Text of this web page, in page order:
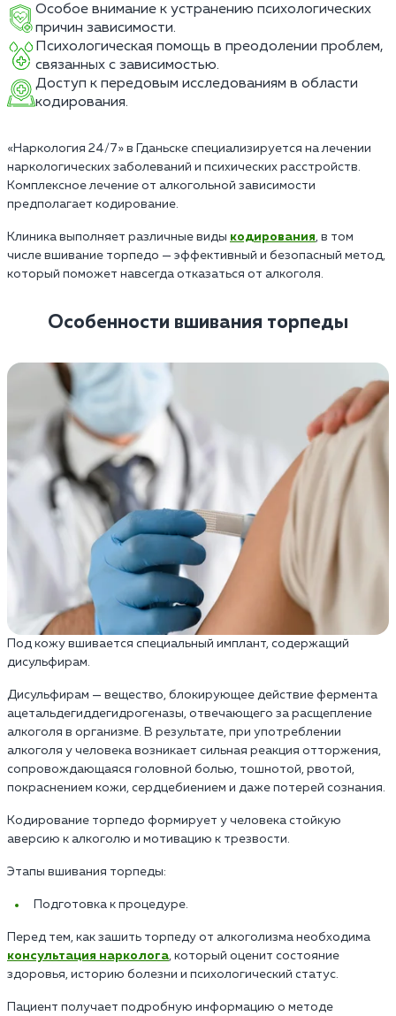
Особое внимание к устранению психологических
причин зависимости.
Психологическая помощь в преодолении проблем,
связанных с зависимостью.
Доступ к передовым исследованиям в области
кодирования.
«Наркология 24/7» в Гданьске специализируется на лечении
наркологических заболеваний и психических расстройств.
Комплексное лечение от алкогольной зависимости
предполагает кодирование.
Клиника выполняет различные виды кодирования, в том
числе вшивание торпедо — эффективный и безопасный метод,
который поможет навсегда отказаться от алкоголя.
Особенности вшивания торпеды
Под кожу вшивается специальный имплант, содержащий
дисульфирам.
Дисульфирам — вещество, блокирующее действие фермента
ацетальдегиддегидрогеназы, отвечающего за расщепление
алкоголя в организме. В результате, при употреблении
алкоголя у человека возникает сильная реакция отторжения,
сопровождающаяся головной болью, тошнотой, рвотой,
покраснением кожи, сердцебиением и даже потерей сознания.
Кодирование торпедо формирует у человека стойкую
аверсию к алкоголю и мотивацию к трезвости.
Этапы вшивания торпеды:
Подготовка к процедуре.
Перед тем, как зашить торпеду от алкоголизма необходима
консультация нарколога, который оценит состояние
здоровья, историю болезни и психологический статус.
Пациент получает подробную информацию о методе